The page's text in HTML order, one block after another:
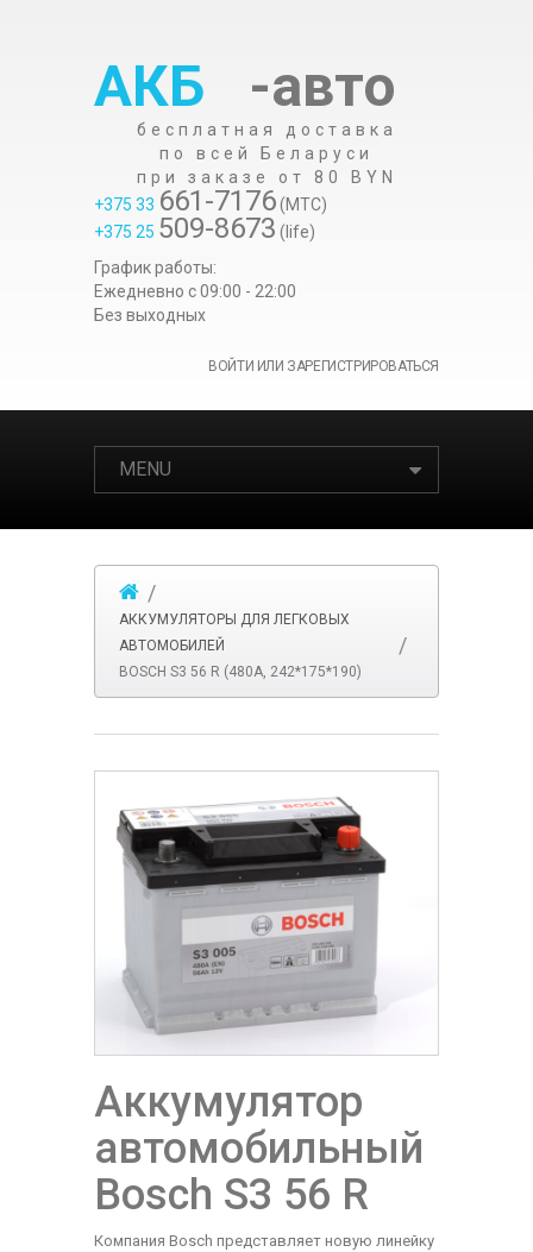
АКБ -авто
бесплатная доставка
по всей Беларуси
при заказе от 80 BYN
+375 33 661-7176(МТС)
+375 25 509-8673 (life)
График работы:
Ежедневно c 09:00 - 22:00
Без выходных
ВОЙТИ ИЛИ ЗАРЕГИСТРИРОВАТЬСЯ
MENU
АККУМУЛЯТОРЫ ДЛЯ ЛЕГКОВЫХ
АВТОМОБИЛЕЙ
BOSCH S3 56 R (480A, 242*175*190)
Аккумулятор
автомобильный
Bosch S3 56 R
Компания Bosch представляет новую линейку